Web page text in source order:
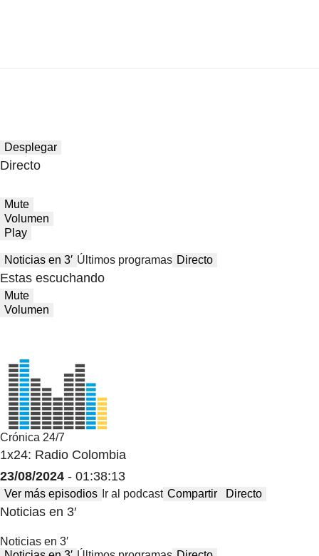
Desplegar
Directo
Mute
Volumen
Play
Noticias en 3′ Últimos programas Directo
Estas escuchando
Mute
Volumen
Crónica 24/7
1x24: Radio Colombia
23/08/2024 - 01:38:13
Ver más episodios Ir al podcast Compartir Directo
Noticias en 3′
Noticias en 3′